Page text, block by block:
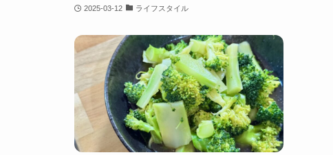
2025-03-12 ライフスタイル